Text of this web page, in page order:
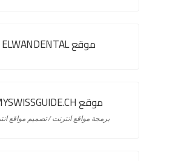
موقع ELWANDENTAL
موقع MYSWISSGUIDE.CH
برمجة مواقع انترنت / تصميم مواقع